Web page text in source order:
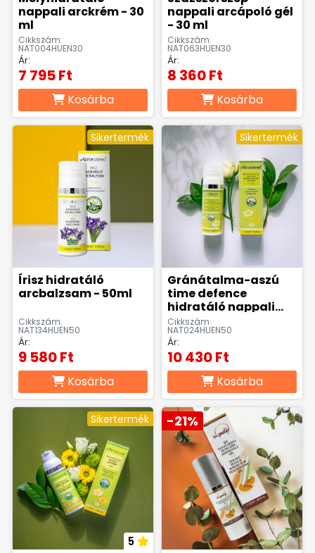
nappali arckrém - 30
ml
Cikkszám:
NAT004HUEN30
Ár:
7 795 Ft
Kosárba
nappali arcápoló gél
- 30 ml
Cikkszám:
NAT063HUEN30
Ár:
8 360 Ft
Kosárba
Sikertermék
Írisz hidratáló
arcbalzsam - 50ml
Cikkszám:
NAT134HUEN50
Ár:
9 580 Ft
Kosárba
Sikertermék
Gránátalma-aszú
time defence
hidratáló nappali
arckrém - 50 ml
Cikkszám:
NAT024HUEN50
Ár:
10 430 Ft
Kosárba
Sikertermék
5
-21%